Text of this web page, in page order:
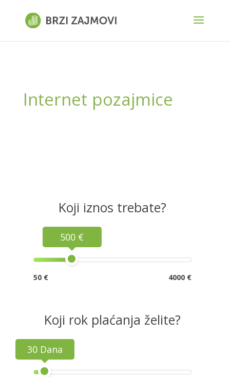
Internet pozajmice
Koji iznos trebate?
500 €
50 € 4000 €
Koji rok plaćanja želite?
30 Dana